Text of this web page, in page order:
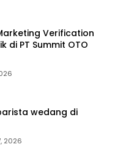
Verification
wedang di
2026